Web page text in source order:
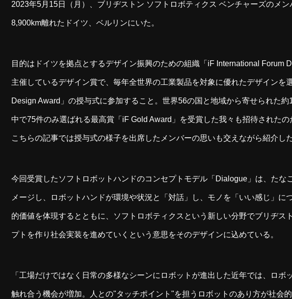
2023年5月15日（月）、ブリヂストン ソフトロボティクス ベンチャーズのメン
8,900km離れたドイツ、ベルリンにいた。
目的はドイツを拠点とするデザイン振興のための組織「iF International Forum
主催しているデザイン賞で、毎年全世界の工業製品を対象に優れたデザインを
Design Award」の授与式に参加すること。世界56の国と地域から寄せられた約
中で75件のみ選ばれる最高賞「iF Gold Award」を受賞した我々も招待されたの
こちらの記事では授与式の様子を出席したメンバーの思いも交えながら紹介した
今回受賞したソフトロボットハンドのコンセプトモデル「Dialogue」は、たな
メージし、ロボットハンドが環境や状況と「対話」し、モノを「いい感じ」に
的価値を体現するとともに、ソフトロボティクスという新しい分野でブリヂス
プトを作り社会実装を進めていくという意思をそのデザインに込めている。
「工場だけではなく日常の多様なシーンにロボットが進出した近年では、ロボ
触れ合う機会が増加。人との"タッチポイント"を担うロボットのあり方が社会